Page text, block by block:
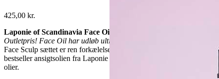
425,00 kr.
Laponie of Scandinavia Face Oil 30ml & Gua Sha
Outletpris! Face Oil har udløb ultimo juni 2022.
Face Sculp sættet er ren forkælelse. Du får en smuk Gua Sha og
bestseller ansigtsolien fra Laponie lavet af rene naturlige og lokale
olier.